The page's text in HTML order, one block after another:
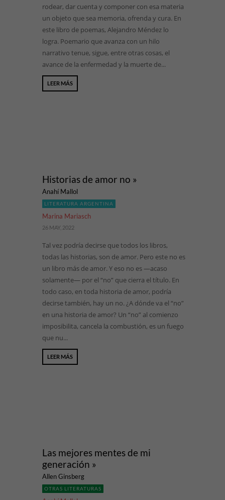
rodear, dar cuenta y componer con esa materia
un objeto que sea memoria, ofrenda y cura. En
este libro de poemas, Alejandro Méndez lo
logra. Poemario que avanza con un hilo
narrativo tenue, sigue, entre otras cosas, el
avance de la enfermedad y la muerte de...
LEER MÁS
Historias de amor no »
Anahí Mallol
LITERATURA ARGENTINA
Marina Mariasch
26 MAY, 2022
Tal vez podría decirse que todos los libros,
todas las historias, son de amor. Pero este no es
un libro más de amor. Y eso no es —acaso
solamente— por el “no” que cierra el título. En
todo caso, en toda historia de amor, podría
decirse también, hay un no. ¿A dónde va el “no”
en una historia de amor? Un “no” al comienzo
imposibilita, cancela la combustión, es un fuego
que nu...
LEER MÁS
Las mejores mentes de mi
generación »
Allen Ginsberg
OTRAS LITERATURAS